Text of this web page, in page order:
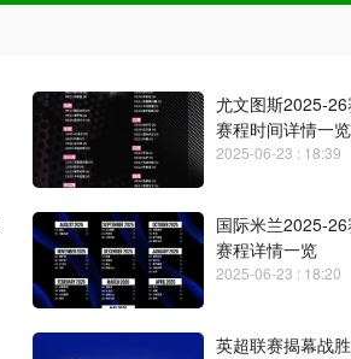
尤文图斯2025-
赛程时间详情一览
2025-06-23 : 18:39
国际米兰2025-
赛程详情一览
2025-06-23 : 18:20
英超联赛揭幕战